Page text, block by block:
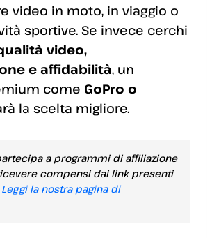
video in moto, in viaggio o
sportive. Se invece cerchi
video,
e affidabilità, un
come GoPro o
la scelta migliore.
a programmi di affiliazione
compensi dai link presenti
Leggi la nostra pagina di